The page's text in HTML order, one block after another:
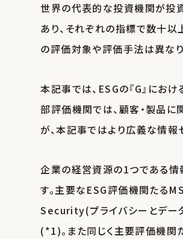
世界の代表的な投資機関が投
あり、それぞれの指標で数十
の評価対象や評価手法は異なり
本記事では、ESGの『G』にお
部評価機関では、顧客・製品に
が、本記事ではより広義な情報
企業の経営資源の1つである情
す。主要なESG評価機関たる
Security(プライバシーとデー
(*1)。また同じく主要評価機